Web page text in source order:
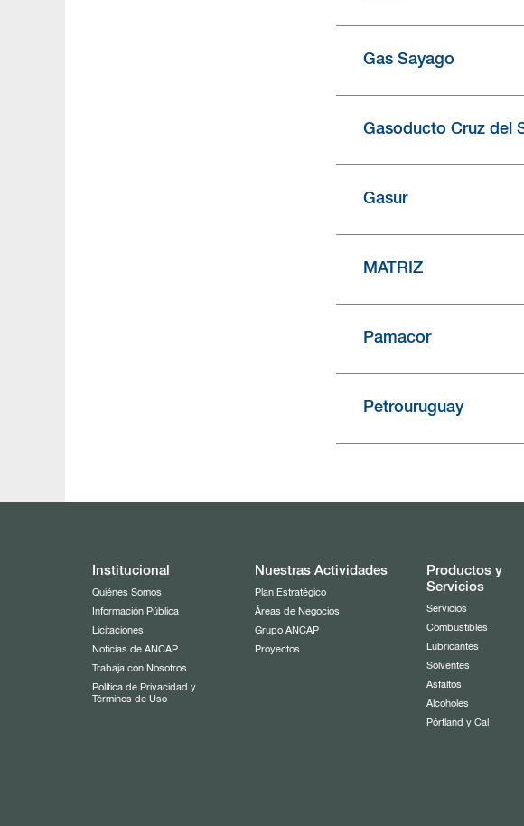
Gas Sayago
Gasoducto Cruz del
Gasur
MATRIZ
Pamacor
Petrouruguay
Institucional
Quiénes Somos
Información Pública
Licitaciones
Noticias de ANCAP
Trabaja con Nosotros
Política de Privacidad y
Términos de Uso
Nuestras Actividades
Plan Estratégico
Áreas de Negocios
Grupo ANCAP
Proyectos
Productos y
Servicios
Servicios
Combustibles
Lubricantes
Solventes
Asfaltos
Alcoholes
Pórtland y Cal